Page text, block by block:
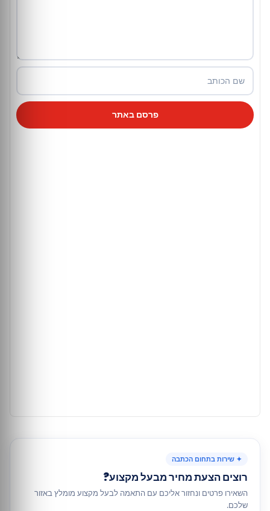
פרסם באתר
✦ שירות בתחום הכתבה
רוצים הצעת מחיר מבעל מקצוע?
השאירו פרטים ונחזור אליכם עם התאמה לבעל מקצוע מומלץ באזור
שלכם.